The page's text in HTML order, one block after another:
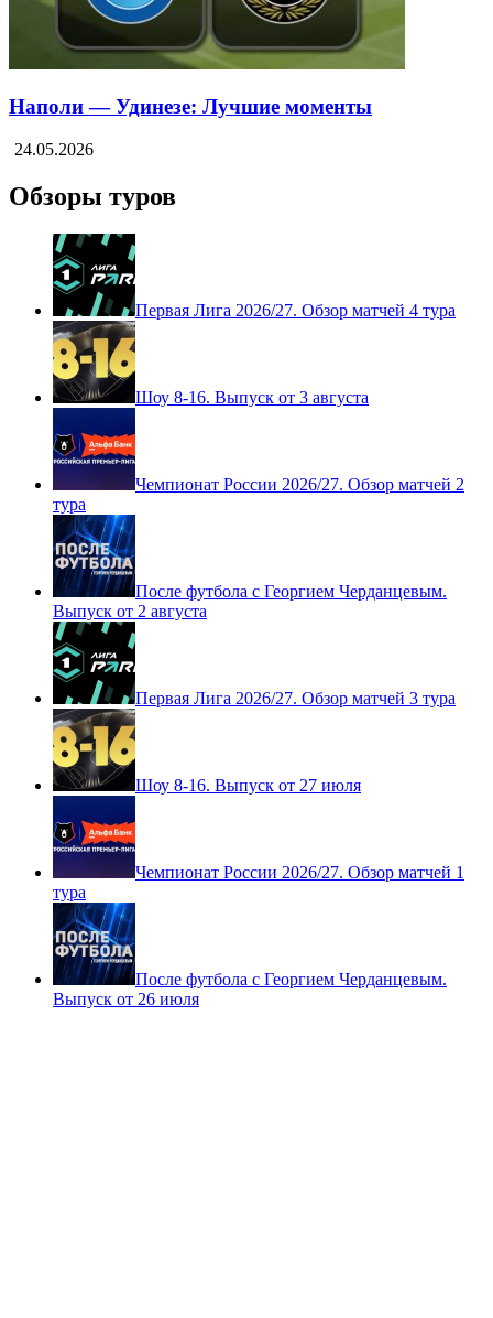
Наполи — Удинезе: Лучшие моменты
24.05.2026
Обзоры туров
Первая Лига 2026/27. Обзор матчей 4 тура
Шоу 8-16. Выпуск от 3 августа
Чемпионат России 2026/27. Обзор матчей 2
тура
После футбола с Георгием Черданцевым.
Выпуск от 2 августа
Первая Лига 2026/27. Обзор матчей 3 тура
Шоу 8-16. Выпуск от 27 июля
Чемпионат России 2026/27. Обзор матчей 1
тура
После футбола с Георгием Черданцевым.
Выпуск от 26 июля